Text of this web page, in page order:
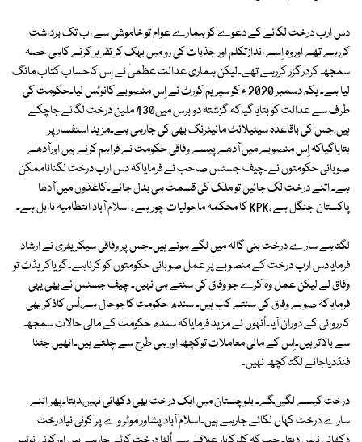
دس ارب درخت لگانے کے دعوے کو ہمارے عوام تو خاموشی سے اب تک برداشت
کررہے تھے اوروہ اِسے اندازتکلم اور جذبات کی رو میں بہک کر تقریر کرنے کاہی حصہ
سمجھ کردرگزر کررہے تھے۔لیکن ہماری عدالت عظمیٰ نے اِس کاحساب کتاب مانگ
لیا ہے۔ یکم دسمبر 2020 ء کو سپریم کورٹ نے اِس منصوبے کانوٹس لیا۔حکومت کی
طرف سے عدالت کو بتایاگیاکہ گزشتہ دو برس میں430 ملین درخت لگائے جاچکے
ہیں،جس کی باقاعدہ سیٹیلائٹ مانیٹرنگ بھی کی جارہی ہے۔مزید استفسار پر
بتایاگیاکہ اِس منصوبے میں آدھے پیسے وفاقی حکومت نے فراہم کرنے ہیں اورآدھے
صوبائی حکومتوں نے۔چیف جسٹس صاحب نے فرمایاکہ دس ارب درخت لگناناممکن
ہے۔ اتنے درخت لگ جائیں تو ملک کی قسمت ہی بدل جائے۔کاغذوں میں آدھا
پاکستان جنگل ہے ،KPK کا محکمہ ماحولیات چور ہے ، اسلام آباد انتظامیہ نااہل ہے۔
لگتاہے سار ے درخت بنی گالہ میں لگے ہوئے ہیں۔جس پر وفاقی سیکریٹری نے ارشاد
فرمایادس ارب درخت کے منصوبے پر عمل صوبائی حکومتوں کو کرناہے۔گویاکریڈٹ تو
وفاق لے لیکن عمل وہ کرے جو وفاق کی سنتے ہی نہیں۔ چیف جسٹس نے بھی یہی
فرمایاکہ صوبے وفاق کی سنتے کب ہیں۔ سندھ حکومت کاجوحال ہے،اُس کاذکر بھی
کارروائی کے دوران آیا۔اُنہوں نے مزید فرمایاکہ سندھ حکومت کے مالی حالات سمجھ
سے بالاتر ہیں۔اِس کے مالی معاملات توکچھ اور ہی طرح سے چلتے ہیں۔انھیں جتنا
فنڈدیاجائے لگتاکچھ نہیں۔
درخت کیسے لگیںگے۔ بلوچستان میں ایک درخت بھی دکھائی نہیںدیتا۔پھر اتنے
سارے درخت کہاں لگائے جارہے ہیں۔اسلام آباد پشاور موٹر وے پر کوئی نیادرخت